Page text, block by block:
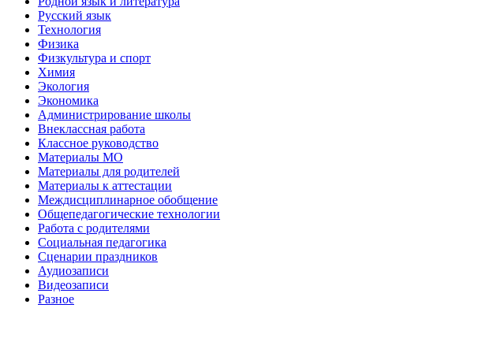
Русский язык
Технология
Физика
Физкультура и спорт
Химия
Экология
Экономика
Администрирование школы
Внеклассная работа
Классное руководство
Материалы МО
Материалы для родителей
Материалы к аттестации
Междисциплинарное обобщение
Общепедагогические технологии
Работа с родителями
Социальная педагогика
Сценарии праздников
Аудиозаписи
Видеозаписи
Разное